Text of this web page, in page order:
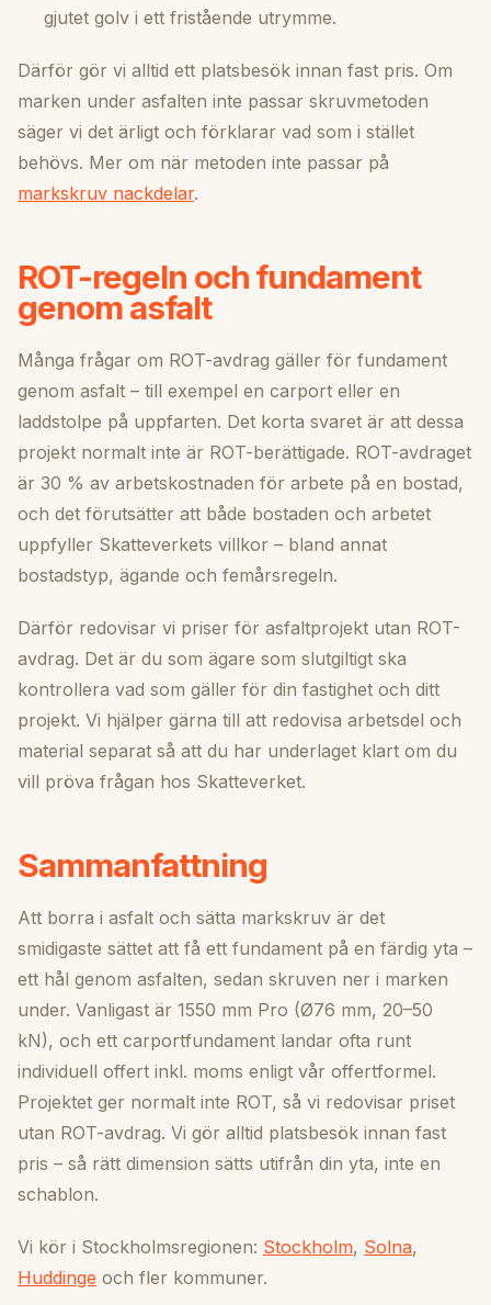
gjutet golv i ett fristående utrymme.
Därför gör vi alltid ett platsbesök innan fast pris. Om
marken under asfalten inte passar skruvmetoden
säger vi det ärligt och förklarar vad som i stället
behövs. Mer om när metoden inte passar på
markskruv nackdelar.
ROT-regeln och fundament
genom asfalt
Många frågar om ROT-avdrag gäller för fundament
genom asfalt – till exempel en carport eller en
laddstolpe på uppfarten. Det korta svaret är att dessa
projekt normalt inte är ROT-berättigade. ROT-avdraget
är 30 % av arbetskostnaden för arbete på en bostad,
och det förutsätter att både bostaden och arbetet
uppfyller Skatteverkets villkor – bland annat
bostadstyp, ägande och femårsregeln.
Därför redovisar vi priser för asfaltprojekt utan ROT-
avdrag. Det är du som ägare som slutgiltigt ska
kontrollera vad som gäller för din fastighet och ditt
projekt. Vi hjälper gärna till att redovisa arbetsdel och
material separat så att du har underlaget klart om du
vill pröva frågan hos Skatteverket.
Sammanfattning
Att borra i asfalt och sätta markskruv är det
smidigaste sättet att få ett fundament på en färdig yta –
ett hål genom asfalten, sedan skruven ner i marken
under. Vanligast är 1550 mm Pro (Ø76 mm, 20–50
kN), och ett carportfundament landar ofta runt
individuell offert inkl. moms enligt vår offertformel.
Projektet ger normalt inte ROT, så vi redovisar priset
utan ROT-avdrag. Vi gör alltid platsbesök innan fast
pris – så rätt dimension sätts utifrån din yta, inte en
schablon.
Vi kör i Stockholmsregionen: Stockholm, Solna,
Huddinge och fler kommuner.